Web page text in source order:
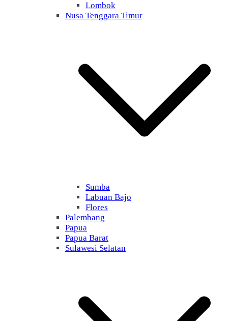
Lombok
Nusa Tenggara Timur
Sumba
Labuan Bajo
Flores
Palembang
Papua
Papua Barat
Sulawesi Selatan